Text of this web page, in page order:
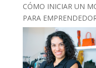
CÓMO INICIAR UN
PARA